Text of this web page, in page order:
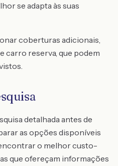
se adapta às suas
coberturas adicionais,
carro reserva, que podem
detalhada antes de
as opções disponíveis
o melhor custo-
que ofereçam informações